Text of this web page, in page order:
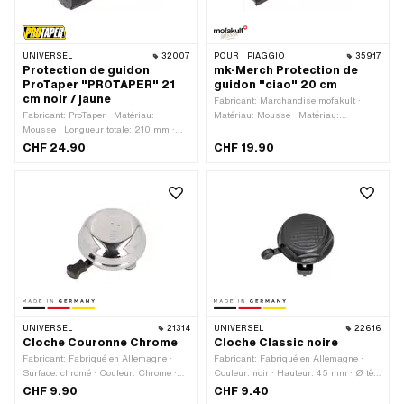
UNIVERSEL 32007
Protection de guidon
ProTaper "PROTAPER" 21
cm noir / jaune
Fabricant: ProTaper · Matériau:
Mousse · Longueur totale: 210 mm ·
Couleur: jaune · Couleur: noir · Ø
CHF 24.90
POUR : PIAGGIO 35917
mk-Merch Protection de
guidon "ciao" 20 cm
Fabricant: Marchandise mofakult ·
Matériau: Mousse · Matériau:
Couleur: blanc · Couleur: noir · Ø
CHF 19.90
UNIVERSEL 21314
Cloche Couronne Chrome
Fabricant: Fabriqué en Allemagne ·
Surface: chromé · Couleur: Chrome ·
Hauteur: 30 mm · Ø tête extérieure: 55
CHF 9.90
UNIVERSEL 22616
Cloche Classic noire
Fabricant: Fabriqué en Allemagne ·
Couleur: noir · Hauteur: 45 mm · Ø tête
extérieure: 54 mm
CHF 9.40